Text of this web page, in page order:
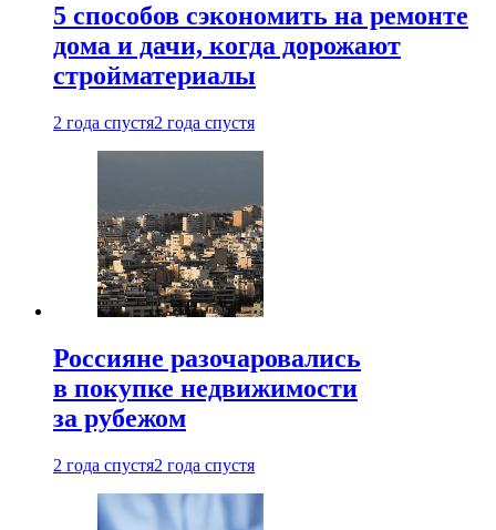
5 способов сэкономить на ремонте
дома и дачи, когда дорожают
стройматериалы
2 года спустя2 года спустя
Россияне разочаровались
в покупке недвижимости
за рубежом
2 года спустя2 года спустя